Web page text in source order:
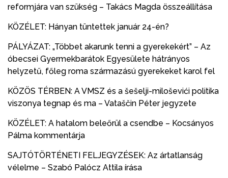
reformjára van szükség – Takács Magda összeállítása
KÖZÉLET: Hányan tüntettek január 24-én?
PÁLYÁZAT: „Többet akarunk tenni a gyerekekért” – Az
óbecsei Gyermekbarátok Egyesülete hátrányos
helyzetű, főleg roma származású gyerekeket karol fel
KÖZÖS TÉRBEN: A VMSZ és a šešelji-miloševići politika
viszonya tegnap és ma – Vataščin Péter jegyzete
KÖZÉLET: A hatalom beleőrül a csendbe – Kocsányos
Pálma kommentárja
SAJTÓTÖRTÉNETI FELJEGYZÉSEK: Az ártatlanság
vélelme – Szabó Palócz Attila írása